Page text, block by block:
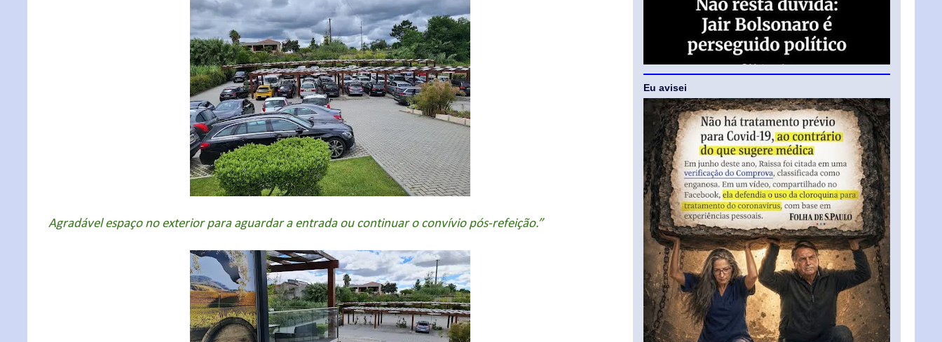
Agradável espaço no exterior para aguardar a entrada ou continuar o convívio pós-refeição.”
Eu avisei